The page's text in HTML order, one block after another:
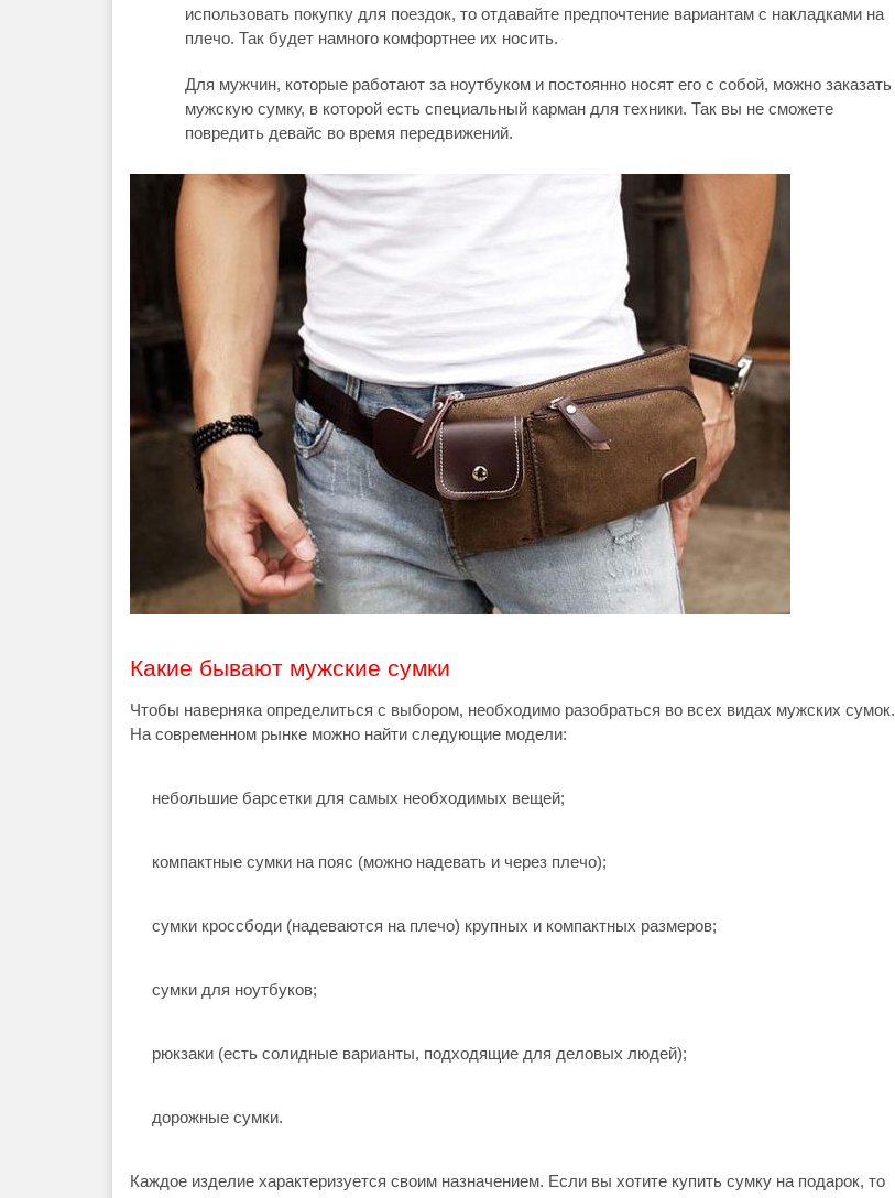
использовать покупку для поездок, то отдавайте предпочтение вариантам с накладками на
плечо. Так будет намного комфортнее их носить.
Для мужчин, которые работают за ноутбуком и постоянно носят его с собой, можно заказать
мужскую сумку, в которой есть специальный карман для техники. Так вы не сможете
повредить девайс во время передвижений.
Какие бывают мужские сумки
Чтобы наверняка определиться с выбором, необходимо разобраться во всех видах мужских сумок.
На современном рынке можно найти следующие модели:
небольшие барсетки для самых необходимых вещей;
компактные сумки на пояс (можно надевать и через плечо);
сумки кроссбоди (надеваются на плечо) крупных и компактных размеров;
сумки для ноутбуков;
рюкзаки (есть солидные варианты, подходящие для деловых людей);
дорожные сумки.
Каждое изделие характеризуется своим назначением. Если вы хотите купить сумку на подарок, то